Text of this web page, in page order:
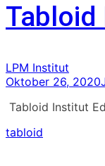
Tabloid
LPM Institut
Oktober 26, 2020
Tabloid Institut
tabloid